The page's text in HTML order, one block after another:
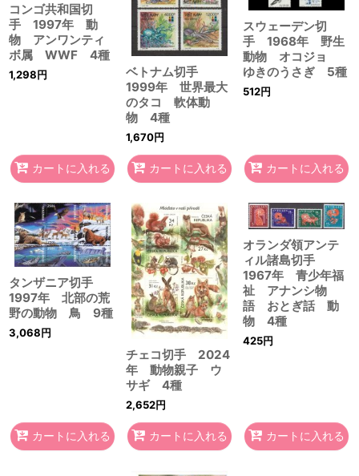
コンゴ共和国切
手 1997年 動
物 アンワンティ
ボ属 WWF 4種
1,298円
カートに入れる
ベトナム切手
1999年 世界最大
のタコ 軟体動
物 4種
1,670円
カートに入れる
スウェーデン切
手 1968年 野生
動物 オコジョ
ゆきのうさぎ 5種
512円
カートに入れる
タンザニア切手
1997年 北部の荒
野の動物 鳥 9種
3,068円
カートに入れる
チェコ切手 2024
年 動物親子 ウ
サギ 4種
2,652円
カートに入れる
オランダ領アンテ
ィル諸島切手
1967年 青少年福
祉 アナンシ物
語 おとぎ話 動
物 4種
425円
カートに入れる